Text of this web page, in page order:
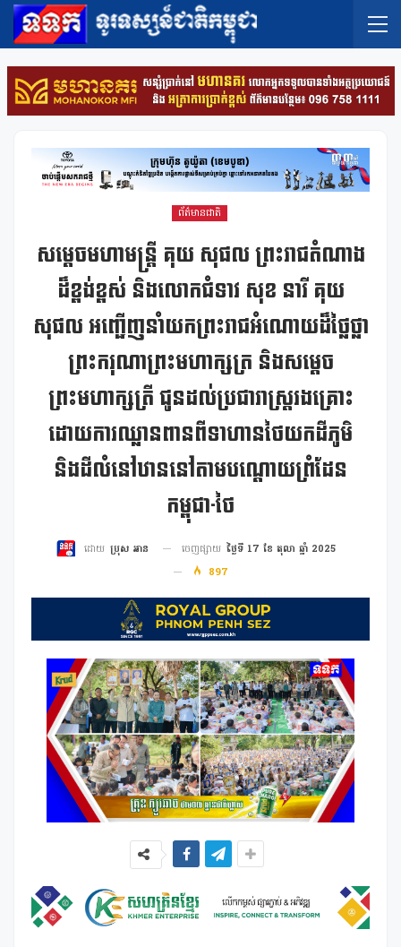
ព័ត៌មានជាតិ
សម្តេចមហាមន្ត្រី គុយ សុផល ព្រះរាជតំណាង
ដ៏ខ្ពង់ខ្ពស់ និងលោកជំទាវ សុខ នារី គុយ
សុផល អញ្ជើញនាំយកព្រះរាជអំណោយដ៏ថ្លៃថ្លា
ព្រះករុណាព្រះមហាក្សត្រ និងសម្តេច
ព្រះមហាក្សត្រី ជូនដល់ប្រជារាស្រ្តរងគ្រោះ
ដោយការឈ្លានពានពីទាហានថៃយកដីភូមិ
និងដីលំនៅឋាននៅតាមបណ្តោយព្រំដែន
កម្ពុជា-ថៃ
ដោយ ប្រុស អាន ចេញផ្សាយ ថ្ងៃទី 17 ខែ តុលា ឆ្នាំ 2025
897